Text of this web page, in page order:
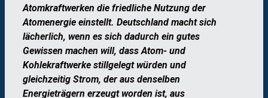
Atomkraftwerken die friedliche Nutzung der
Atomenergie einstellt. Deutschland macht sich
lächerlich, wenn es sich dadurch ein gutes
Gewissen machen will, dass Atom- und
Kohlekraftwerke stillgelegt würden und
gleichzeitig Strom, der aus denselben
Energieträgern erzeugt worden ist, aus